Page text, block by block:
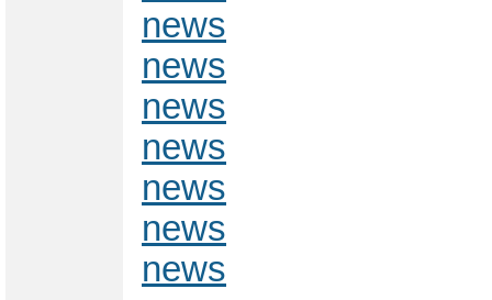
news
news
news
news
news
news
news